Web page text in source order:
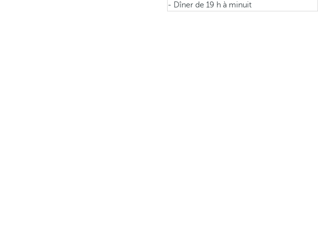
- Dîner de 19 h à minuit